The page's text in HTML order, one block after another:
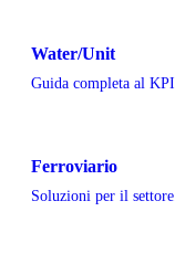
Water/Unit
Guida completa al KPI.
Ferroviario
Soluzioni per il settore.